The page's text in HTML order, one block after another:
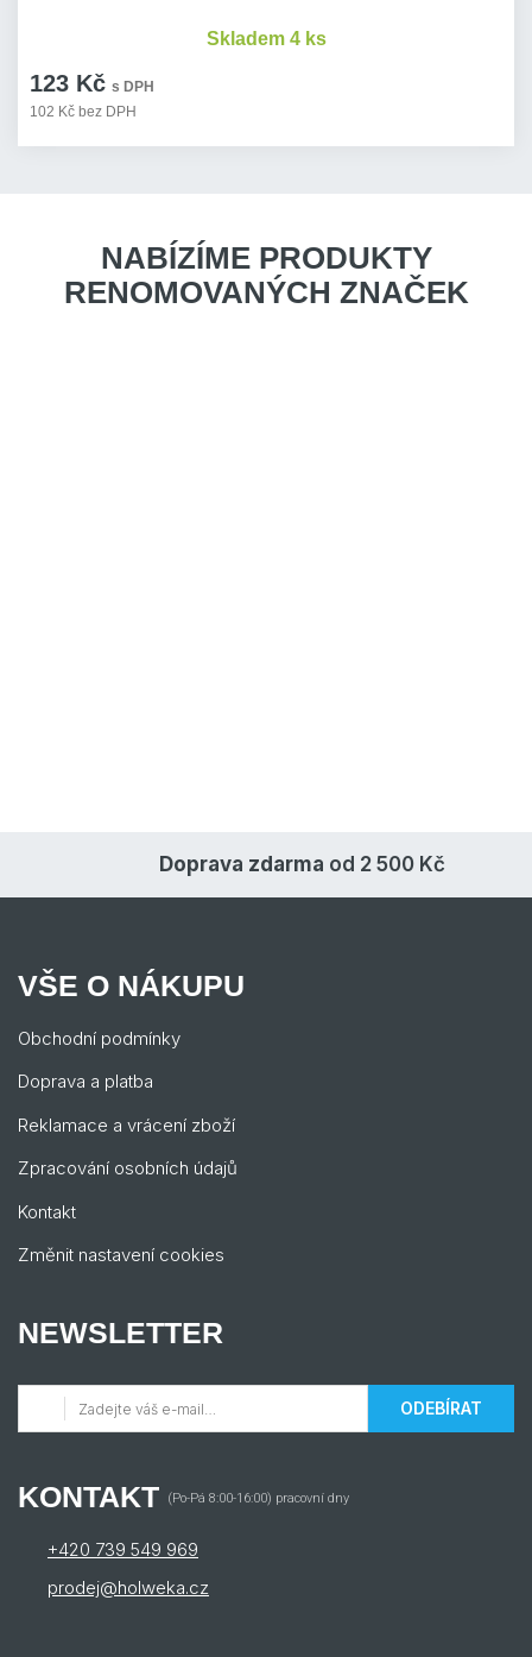
123 Kč s DPH
102 Kč bez DPH
Skladem 4 ks
NABÍZÍME PRODUKTY
RENOMOVANÝCH ZNAČEK
Doprava zdarma od 2 500 Kč
VŠE O NÁKUPU
Obchodní podmínky
Doprava a platba
Reklamace a vrácení zboží
Zpracování osobních údajů
Kontakt
Změnit nastavení cookies
NEWSLETTER
ODEBÍRAT
KONTAKT (Po-Pá 8:00-16:00) pracovní dny
+420 739 549 969
prodej@holweka.cz